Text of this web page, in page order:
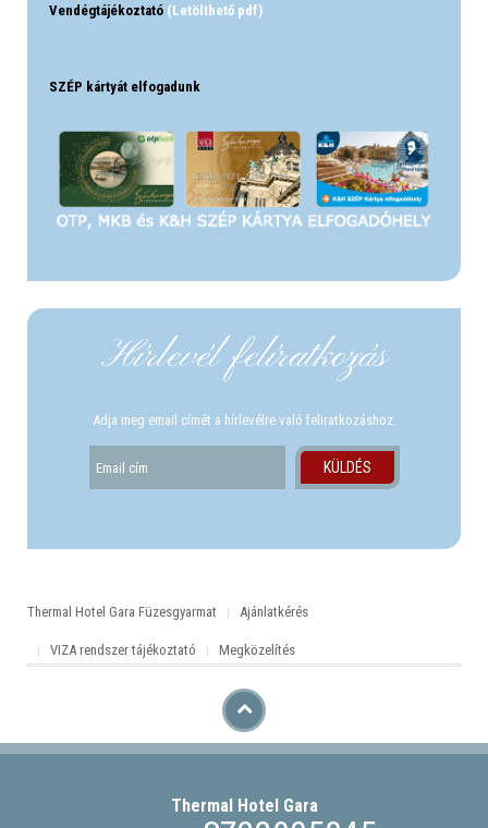
Vendégtájékoztató (Letölthető pdf)
SZÉP kártyát elfogadunk
Hírlevél felíratkozás
Adja meg email címét a hírlevélre való feliratkozáshoz.
Thermal Hotel Gara Füzesgyarmat Ajánlatkérés
VIZA rendszer tájékoztató Megközelítés
Thermal Hotel Gara